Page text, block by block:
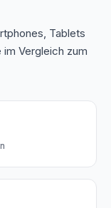
Tablets
Vergleich zum